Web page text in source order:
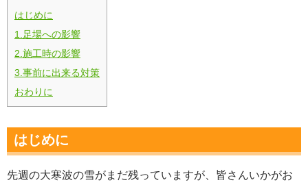
はじめに
1.足場への影響
2.施工時の影響
3.事前に出来る対策
おわりに
はじめに
先週の大寒波の雪がまだ残っていますが、皆さんいかがお